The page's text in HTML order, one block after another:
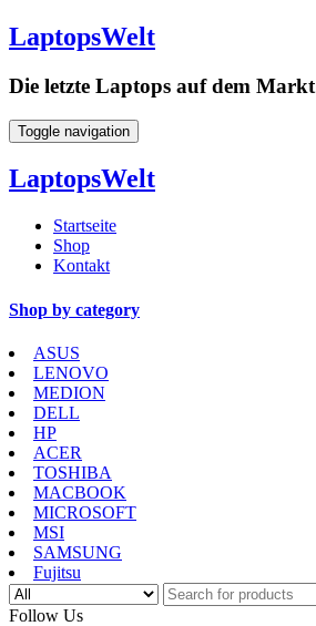
LaptopsWelt
Die letzte Laptops auf dem Markt
Toggle navigation
LaptopsWelt
Startseite
Shop
Kontakt
Shop by category
ASUS
LENOVO
MEDION
DELL
HP
ACER
TOSHIBA
MACBOOK
MICROSOFT
MSI
SAMSUNG
Fujitsu
Follow Us